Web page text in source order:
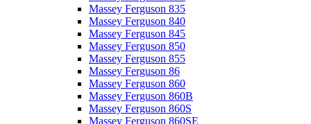
Massey Ferguson 835
Massey Ferguson 840
Massey Ferguson 845
Massey Ferguson 850
Massey Ferguson 855
Massey Ferguson 86
Massey Ferguson 860
Massey Ferguson 860B
Massey Ferguson 860S
Massey Ferguson 860SE